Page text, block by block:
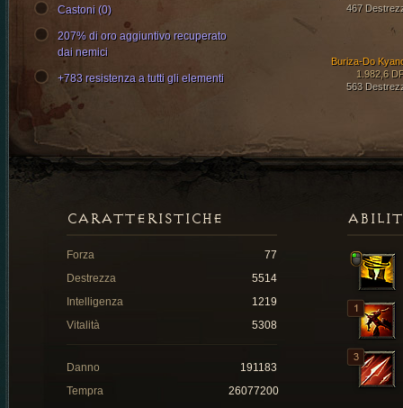
467
Buriza-Do
1.982,6
563
Castoni (0)
207% di oro aggiuntivo recuperato
dai nemici
+783 resistenza a tutti gli elementi
CARATTERISTICHE
Forza
77
Destrezza
5514
Intelligenza
1219
Vitalità
5308
Danno
191183
Tempra
26077200